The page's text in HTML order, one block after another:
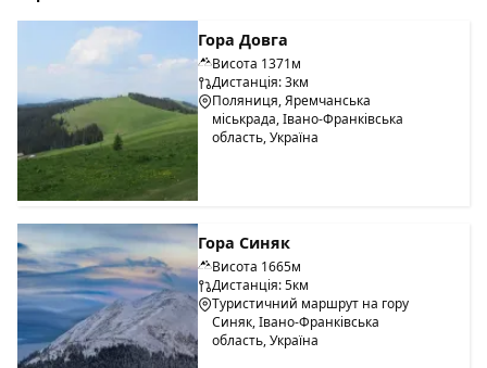
Гора Довга
Висота 1371м
Дистанція: 3км
Поляниця, Яремчанська
міськрада, Івано-Франківська
область, Україна
Гора Синяк
Висота 1665м
Дистанція: 5км
Туристичний маршрут на гору
Синяк, Івано-Франківська
область, Україна